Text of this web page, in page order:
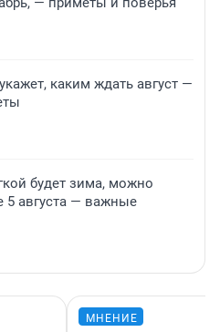
каким ждать август —
будет зима, можно
5 августа — важные
МНЕНИЕ